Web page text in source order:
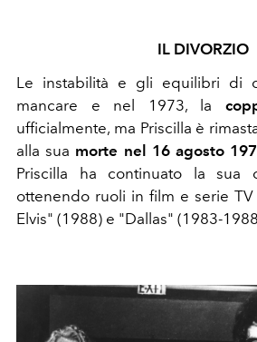
IL DIVORZIO
Le instabilità e gli equilibri di
mancare e nel 1973, la
ufficialmente, ma Priscilla è
alla sua morte nel 16 agosto
Priscilla ha continuato la sua
ottenendo ruoli in film e serie
Elvis" (1988) e "Dallas" (1983-